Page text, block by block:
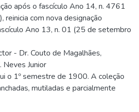
após o fascículo Ano 14, n. 4761
com nova designação
Ano 13, n. 01 (25 de setembro
- Dr. Couto de Magalhães,
Junior
o 1º semestre de 1900. A coleção
mutiladas e parcialmente